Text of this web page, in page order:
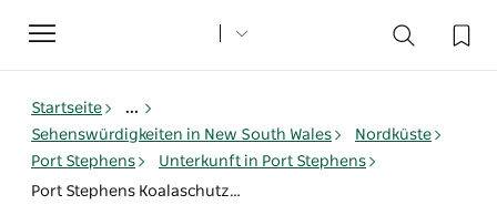
Toggle
navigation
Startseite
...
Sehenswürdigkeiten in New South Wales
Nordküste
Port Stephens
Unterkunft in Port Stephens
Port Stephens Koalaschutzgebiet